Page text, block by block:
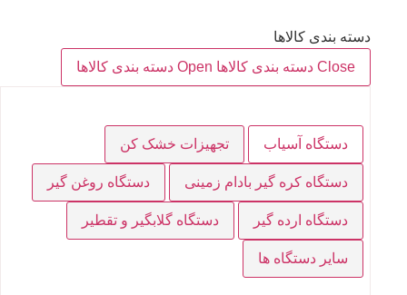
دسته بندی کالاها
Close دسته بندی کالاها
Open دسته بندی کالاها
دستگاه آسیاب تجهیزات خشک کن
دستگاه کره گیر بادام زمینی دستگاه روغن گیر
دستگاه ارده گیر دستگاه گلابگیر و تقطیر
سایر دستگاه ها